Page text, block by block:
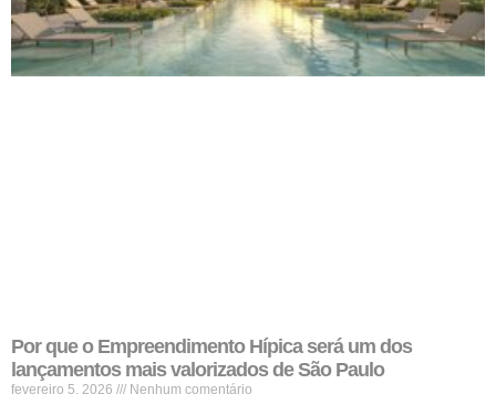
Por que o Empreendimento Hípica será um dos
lançamentos mais valorizados de São Paulo
fevereiro 5, 2026 Nenhum comentário